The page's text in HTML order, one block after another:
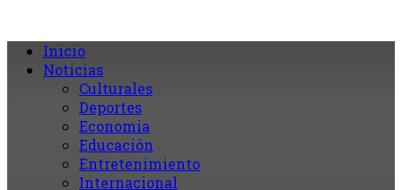
Inicio
Noticias
Culturales
Deportes
Economia
Educación
Entretenimiento
Internacional